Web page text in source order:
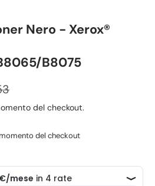
Nero - Xerox®
B8075
del checkout.
del checkout